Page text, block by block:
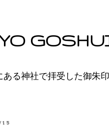
ある神社で拝受した御朱